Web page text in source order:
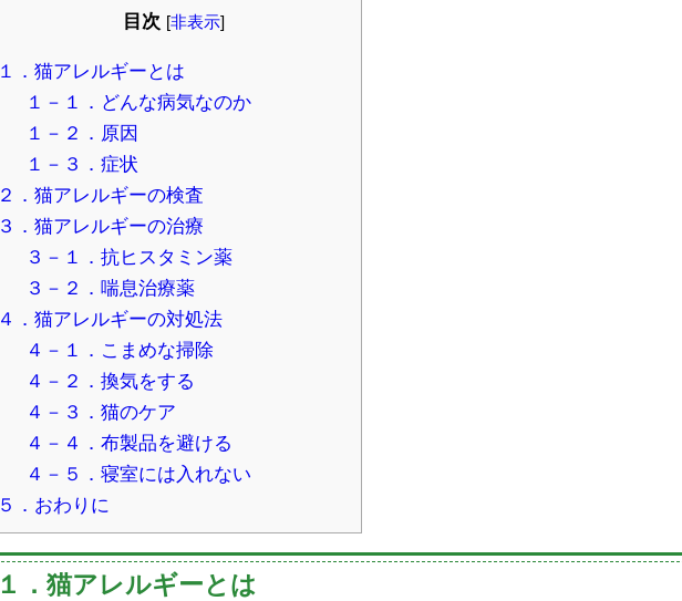
目次 [非表示]
１．猫アレルギーとは
１－１．どんな病気なのか
１－２．原因
１－３．症状
２．猫アレルギーの検査
３．猫アレルギーの治療
３－１．抗ヒスタミン薬
３－２．喘息治療薬
４．猫アレルギーの対処法
４－１．こまめな掃除
４－２．換気をする
４－３．猫のケア
４－４．布製品を避ける
４－５．寝室には入れない
５．おわりに
１．猫アレルギーとは